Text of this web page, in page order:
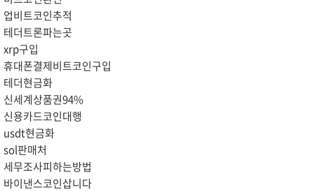
업비트코인추적
테더트론파는곳
xrp구입
휴대폰결제비트코인구입
테더현금화
신세계상품권94%
신용카드코인대행
usdt현금화
sol판매처
세무조사피하는방법
바이낸스코인삽니다